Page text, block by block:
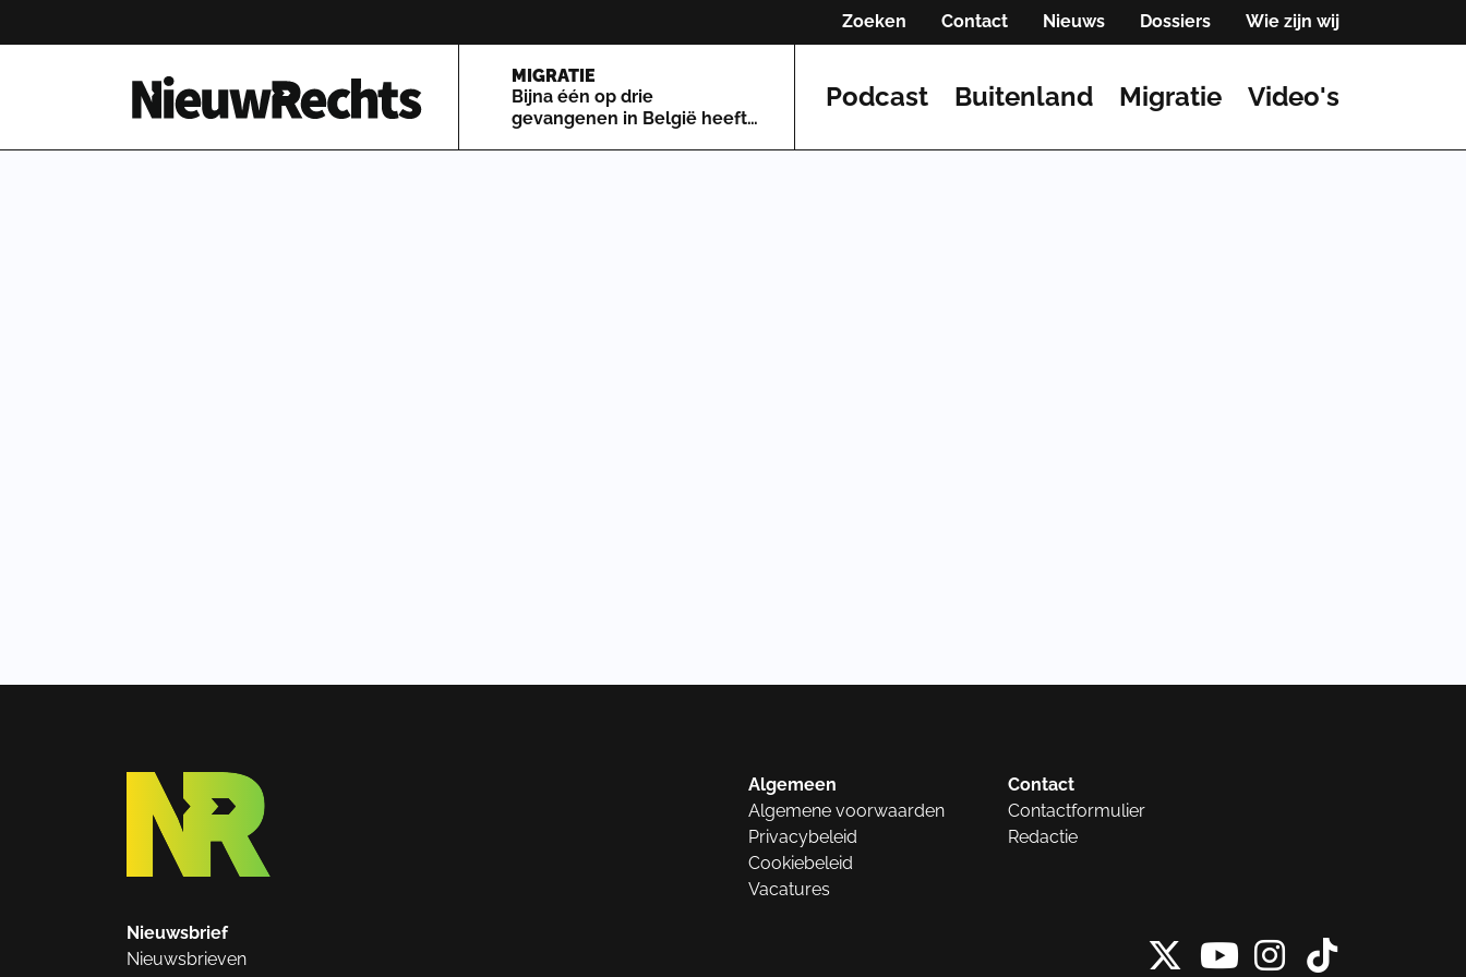
Zoeken Contact Nieuws Dossiers Wie zijn wij
Homepage van NieuwRechts
MIGRATIE
Bijna één op drie
gevangenen in België heeft
Podcast Buitenland Migratie Video's
Algemeen
Algemene voorwaarden
Privacybeleid
Cookiebeleid
Vacatures
Contact
Contactformulier
Redactie
Nieuwsbrief
Nieuwsbrieven
X vanInstagram
Tiktok